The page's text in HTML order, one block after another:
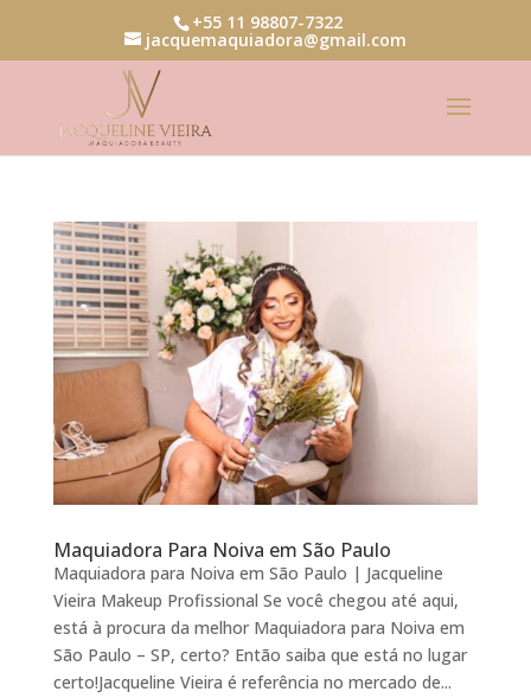
+55 11 98807-7322
jacquemaquiadora@gmail.com
Maquiadora Para Noiva em São Paulo
Maquiadora para Noiva em São Paulo | Jacqueline
Vieira Makeup Profissional Se você chegou até aqui,
está à procura da melhor Maquiadora para Noiva em
São Paulo – SP, certo? Então saiba que está no lugar
certo!Jacqueline Vieira é referência no mercado de...